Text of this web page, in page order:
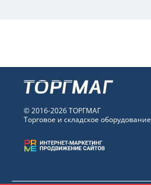
© 2016-2026 ТОРГМАГ
Торговое и складское оборудование